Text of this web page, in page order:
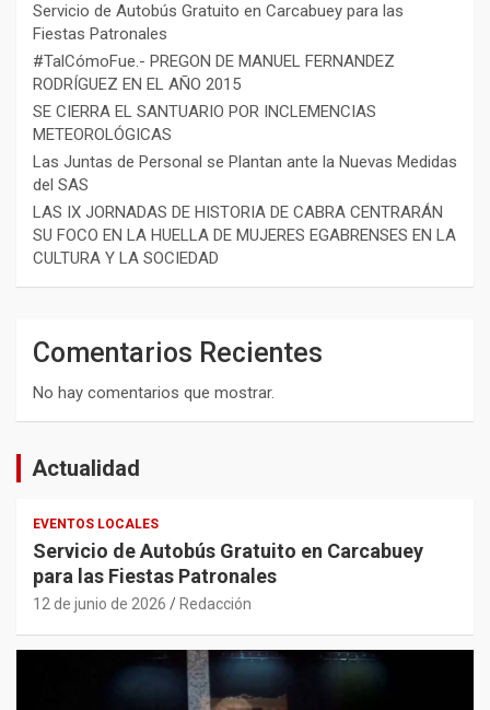
Servicio de Autobús Gratuito en Carcabuey para las
Fiestas Patronales
#TalCómoFue.- PREGON DE MANUEL FERNANDEZ
RODRÍGUEZ EN EL AÑO 2015
SE CIERRA EL SANTUARIO POR INCLEMENCIAS
METEOROLÓGICAS
Las Juntas de Personal se Plantan ante la Nuevas Medidas
del SAS
LAS IX JORNADAS DE HISTORIA DE CABRA CENTRARÁN
SU FOCO EN LA HUELLA DE MUJERES EGABRENSES EN LA
CULTURA Y LA SOCIEDAD
Comentarios Recientes
No hay comentarios que mostrar.
Actualidad
EVENTOS LOCALES
Servicio de Autobús Gratuito en Carcabuey
para las Fiestas Patronales
12 de junio de 2026 Redacción